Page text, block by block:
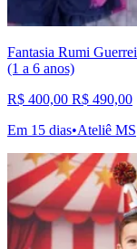
Fantasia Rumi
(1 a 6 anos)
R$ 400,00 R$ 490,00
Em 15 dias•Ateliê MS